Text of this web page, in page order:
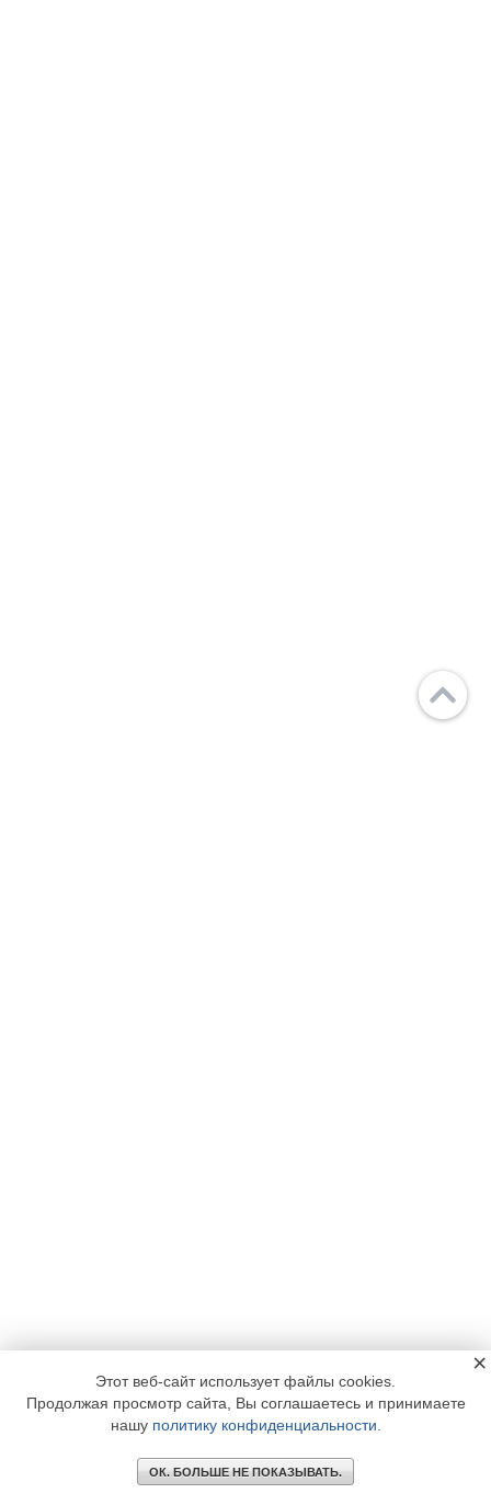
Этот веб-сайт использует файлы cookies.
Продолжая просмотр сайта, Вы соглашаетесь и принимаете
нашу политику конфиденциальности
ОК. БОЛЬШЕ НЕ ПОКАЗЫВАТЬ.
×